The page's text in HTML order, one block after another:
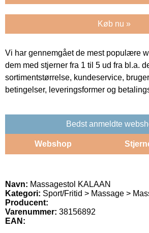
Køb nu »
Vi har gennemgået de mest populære
dem med stjerner fra 1 til 5 ud fra bl.a.
sortimentstørrelse, kundeservice,
betingelser, leveringsformer og
Bedst anmeldte
Webshop
Navn: Massagestol KALAAN
Kategori: Sport/Fritid > Massage >
Producent:
Varenummer: 38156892
EAN: